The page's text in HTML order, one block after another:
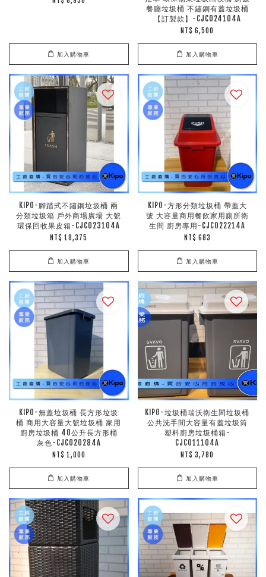
加入購物車
餐廳垃圾桶 不鏽鋼有蓋垃圾桶
【訂製款】-CJC024104A
NT$ 6,500
加入購物車
KIPO-腳踏式不鏽鋼垃圾桶 兩
分類垃圾箱 戶外商場廣場 大號
環保回收果皮箱-CJC023104A
NT$ 18,375
加入購物車
KIPO-方形分類垃圾桶 帶蓋大
號 大容量商用餐飲家用廁所衛
生間 廚房專用-CJC022214A
NT$ 683
加入購物車
KIPO-無蓋垃圾桶 長方形垃圾
桶 商用大容量大號垃圾桶 家用
廚房垃圾桶 40公升長方形桶
灰色-CJC020284A
NT$ 1,000
加入購物車
KIPO-垃圾桶瑞沃衛生間垃圾桶
公共洗手間大容量有蓋垃圾筒
塑料廚房垃圾桶箱-
CJC011104A
NT$ 3,780
加入購物車